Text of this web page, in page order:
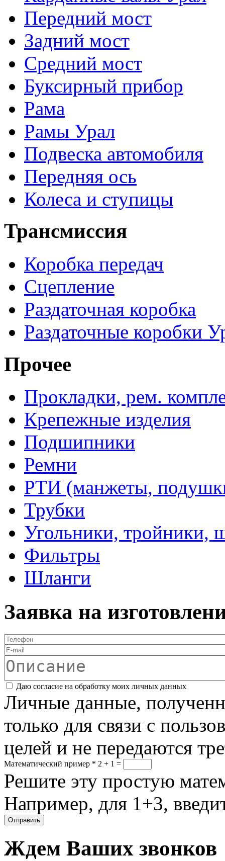
Передний мост
Задний мост
Средний мост
Буксирный прибор
Рама
Рамы Урал
Подвеска автомобиля
Передняя ось
Колеса и ступицы
Трансмиссия
Коробка передач
Сцепление
Раздаточная коробка
Раздаточные коробки
Прочее
Прокладки, рем.
Крепежные изделия
Подшипники
Ремни
РТИ (манжеты,
Трубки
Угольники, тройники,
Фильтры
Шланги
Заявка на
Телефон
E-mail
Описание
Соглашение*
Даю согласие на обработку моих личных данных
Личные данные,
только для связи с
целей и не передаются
Математический пример * 2 + 1 =
Решите эту простую
Например, для 1+3,
Ждем Ваших звонков